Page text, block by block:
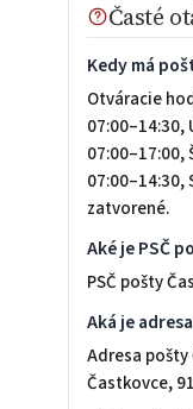
Časté
Kedy má
Otváracie
07:00–14:30,
zatvorené.
Aké je PSČ
PSČ pošty
Aká je
Adresa pošty
Častkovce,